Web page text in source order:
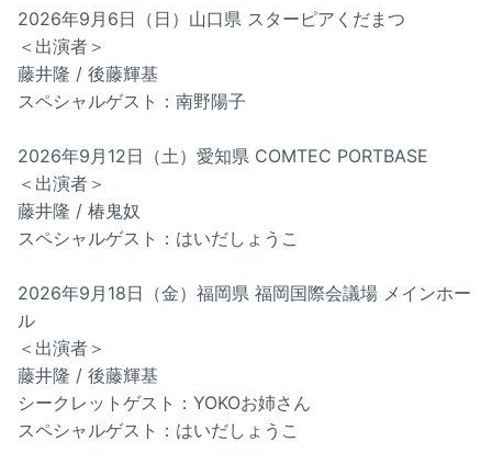
2026年9月6日（日）山口県 スターピアくだまつ
＜出演者＞
藤井隆 / 後藤輝基
スペシャルゲスト：南野陽子
2026年9月12日（土）愛知県 COMTEC PORTBASE
＜出演者＞
藤井隆 / 椿鬼奴
スペシャルゲスト：はいだしょうこ
2026年9月18日（金）福岡県 福岡国際会議場 メインホー
ル
＜出演者＞
藤井隆 / 後藤輝基
シークレットゲスト：YOKOお姉さん
スペシャルゲスト：はいだしょうこ